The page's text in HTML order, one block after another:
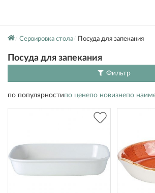
Сервировка стола Посуда для запекания
Посуда для запекания
Фильтр
по популярностипо ценепо новизнепо